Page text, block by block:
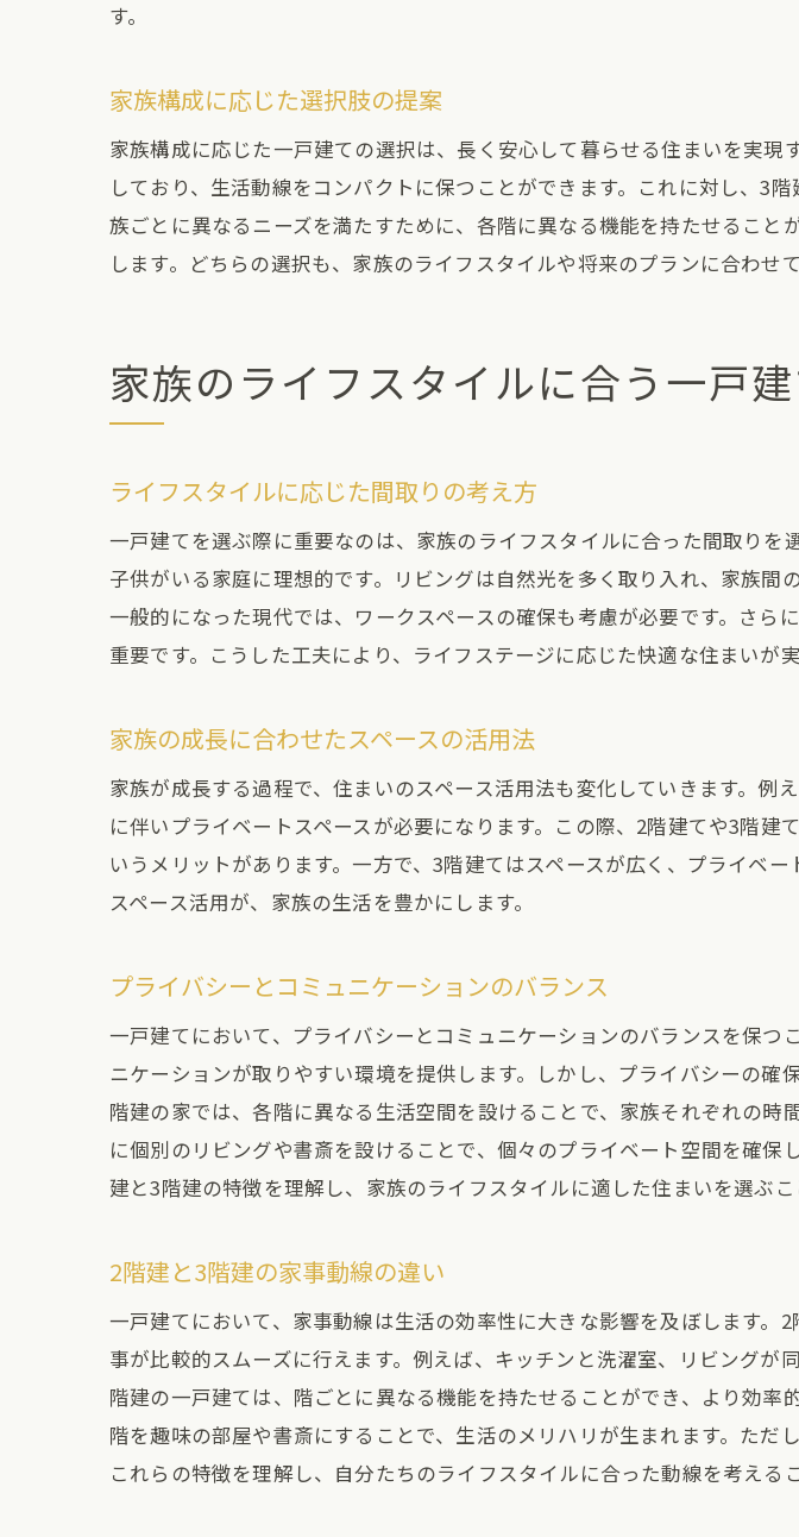
コスト面での比較と検討
広さを生かした生活の提案
将来の資産価値を考える
ライフステージに応じた選び方
建築コストと長期的な維持費
地域や環境に適した選択肢
家族の意見を反映した住まい作り
す。
家族構成に応じた選択肢の提案
家族構成に応じた一戸建ての選択は、長く安心して暮らせる住まいを実
しており、生活動線をコンパクトに保つことができます。これに対し、3
族ごとに異なるニーズを満たすために、各階に異なる機能を持たせるこ
します。どちらの選択も、家族のライフスタイルや将来のプランに合わせ
家族のライフスタイルに合う一戸
ライフスタイルに応じた間取りの考え方
一戸建てを選ぶ際に重要なのは、家族のライフスタイルに合った間取り
子供がいる家庭に理想的です。リビングは自然光を多く取り入れ、家族
一般的になった現代では、ワークスペースの確保も考慮が必要です。さ
重要です。こうした工夫により、ライフステージに応じた快適な住まいが実
家族の成長に合わせたスペースの活用法
家族が成長する過程で、住まいのスペース活用法も変化していきます。
に伴いプライベートスペースが必要になります。この際、2階建てや3階
いうメリットがあります。一方で、3階建てはスペースが広く、プライベ
スペース活用が、家族の生活を豊かにします。
プライバシーとコミュニケーションのバランス
一戸建てにおいて、プライバシーとコミュニケーションのバランスを保
ニケーションが取りやすい環境を提供します。しかし、プライバシーの
階建の家では、各階に異なる生活空間を設けることで、家族それぞれの
に個別のリビングや書斎を設けることで、個々のプライベート空間を確
建と3階建の特徴を理解し、家族のライフスタイルに適した住まいを選ぶこ
2階建と3階建の家事動線の違い
一戸建てにおいて、家事動線は生活の効率性に大きな影響を及ぼします
事が比較的スムーズに行えます。例えば、キッチンと洗濯室、リビング
階建の一戸建ては、階ごとに異なる機能を持たせることができ、より効
階を趣味の部屋や書斎にすることで、生活のメリハリが生まれます。ただ
これらの特徴を理解し、自分たちのライフスタイルに合った動線を考える